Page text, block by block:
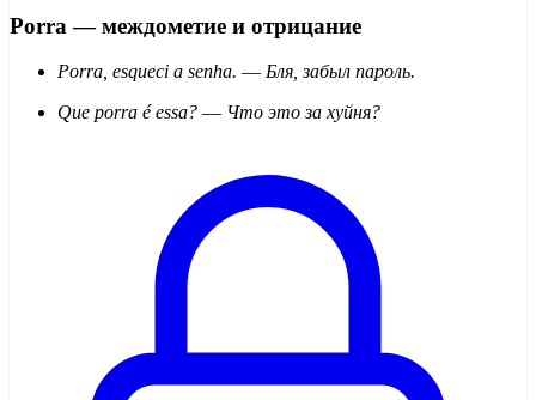
Porra — междометие и отрицание
Porra, esqueci a senha. — Бля, забыл пароль.
Que porra é essa? — Что это за хуйня?